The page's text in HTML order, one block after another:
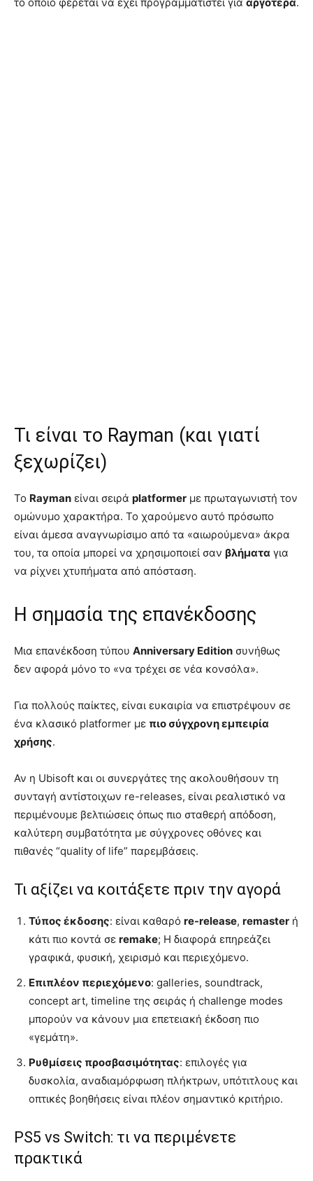
Τι είναι το Rayman (και γιατί
ξεχωρίζει)
Το Rayman είναι σειρά platformer με πρωταγωνιστή τον
ομώνυμο χαρακτήρα. Το χαρούμενο αυτό πρόσωπο
είναι άμεσα αναγνωρίσιμο από τα «αιωρούμενα» άκρα
του, τα οποία μπορεί να χρησιμοποιεί σαν βλήματα για
να ρίχνει χτυπήματα από απόσταση.
Η σημασία της επανέκδοσης
Μια επανέκδοση τύπου Anniversary Edition συνήθως
δεν αφορά μόνο το «να τρέχει σε νέα κονσόλα».
Για πολλούς παίκτες, είναι ευκαιρία να επιστρέψουν σε
ένα κλασικό platformer με πιο σύγχρονη εμπειρία
χρήσης.
Αν η Ubisoft και οι συνεργάτες της ακολουθήσουν τη
συνταγή αντίστοιχων re-releases, είναι ρεαλιστικό να
περιμένουμε βελτιώσεις όπως πιο σταθερή απόδοση,
καλύτερη συμβατότητα με σύγχρονες οθόνες και
πιθανές “quality of life” παρεμβάσεις.
Τι αξίζει να κοιτάξετε πριν την αγορά
Τύπος έκδοσης: είναι καθαρό re-release, remaster ή
κάτι πιο κοντά σε remake; Η διαφορά επηρεάζει
γραφικά, φυσική, χειρισμό και περιεχόμενο.
Επιπλέον περιεχόμενο: galleries, soundtrack,
concept art, timeline της σειράς ή challenge modes
μπορούν να κάνουν μια επετειακή έκδοση πιο
«γεμάτη».
Ρυθμίσεις προσβασιμότητας: επιλογές για
δυσκολία, αναδιαμόρφωση πλήκτρων, υπότιτλους και
οπτικές βοηθήσεις είναι πλέον σημαντικό κριτήριο.
PS5 vs Switch: τι να περιμένετε
πρακτικά